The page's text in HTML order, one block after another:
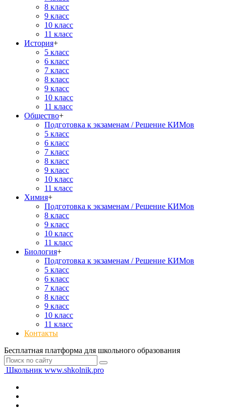
8 класс
9 класс
10 класс
11 класс
История+
5 класс
6 класс
7 класс
8 класс
9 класс
10 класс
11 класс
Общество+
Подготовка к экзаменам / Решение КИМов
5 класс
6 класс
7 класс
8 класс
9 класс
10 класс
11 класс
Химия+
Подготовка к экзаменам / Решение КИМов
8 класс
9 класс
10 класс
11 класс
Биология+
Подготовка к экзаменам / Решение КИМов
5 класс
6 класс
7 класс
8 класс
9 класс
10 класс
11 класс
Контакты
Бесплатная платформа для школьного образования
Школьник www.shkolnik.pro